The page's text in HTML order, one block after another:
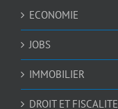
ECONOMIE
JOBS
IMMOBILIER